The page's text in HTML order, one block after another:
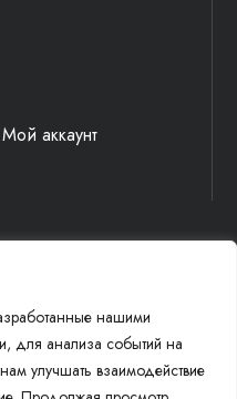
нашими
для анализа событий на
улучшать взаимодействие
Мой аккаунт